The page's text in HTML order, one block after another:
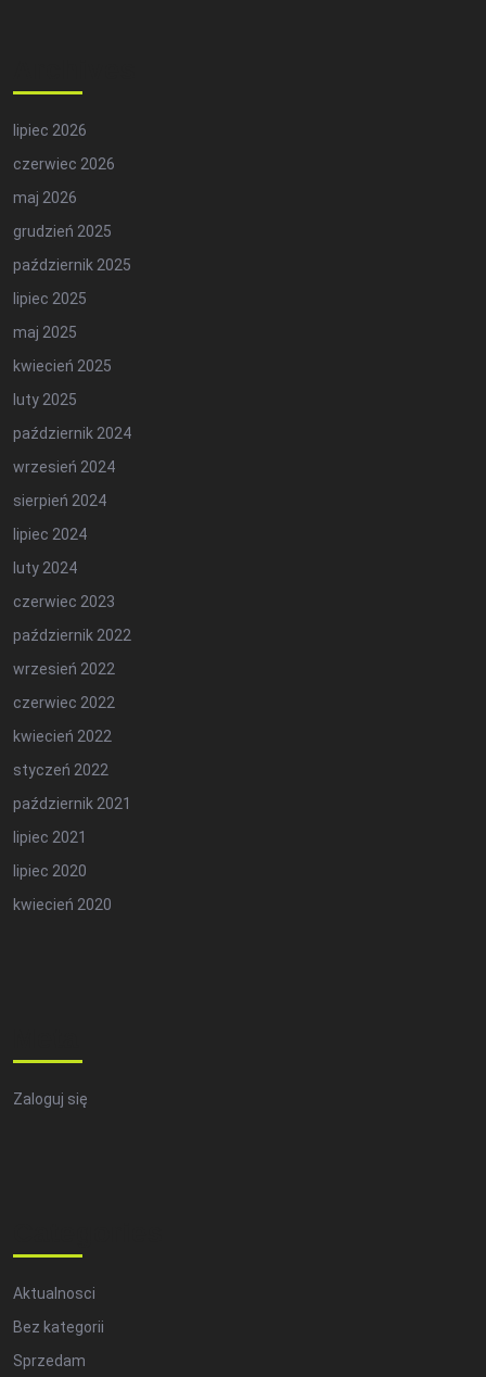
lipiec 2026
czerwiec 2026
maj 2026
grudzień 2025
październik 2025
lipiec 2025
maj 2025
kwiecień 2025
luty 2025
październik 2024
wrzesień 2024
sierpień 2024
lipiec 2024
luty 2024
czerwiec 2023
październik 2022
wrzesień 2022
czerwiec 2022
kwiecień 2022
styczeń 2022
październik 2021
lipiec 2021
lipiec 2020
kwiecień 2020
Zaloguj się
Aktualnosci
Bez kategorii
Sprzedam